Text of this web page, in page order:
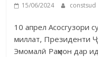
15/06/2024 constsud
10 апрел Асосгузори
миллат, Президенти
Эмомалӣ Раҳмон дар